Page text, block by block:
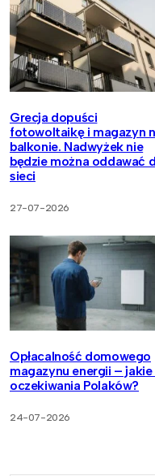
Grecja dopuści
fotowoltaikę i magazyn
balkonie. Nadwyżek nie
będzie można oddawać
sieci
27-07-2026
Opłacalność domowego
magazynu energii – jakie
oczekiwania Polaków?
24-07-2026